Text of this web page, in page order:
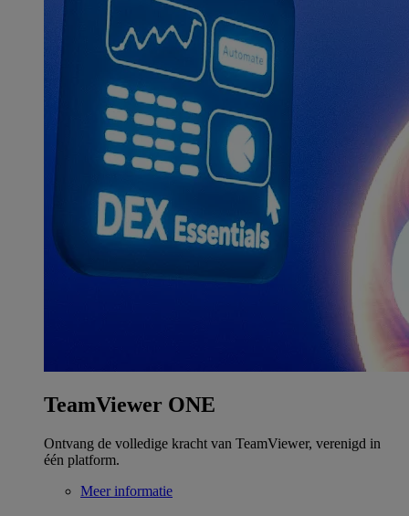
TeamViewer ONE
Ontvang de volledige kracht van TeamViewer, verenigd in
één platform.
Meer informatie